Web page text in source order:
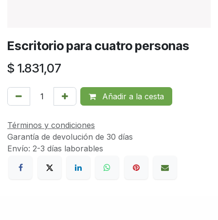
Escritorio para cuatro personas
$ 1.831,07
Añadir a la cesta
Términos y condiciones
Garantía de devolución de 30 días
Envío: 2-3 días laborables